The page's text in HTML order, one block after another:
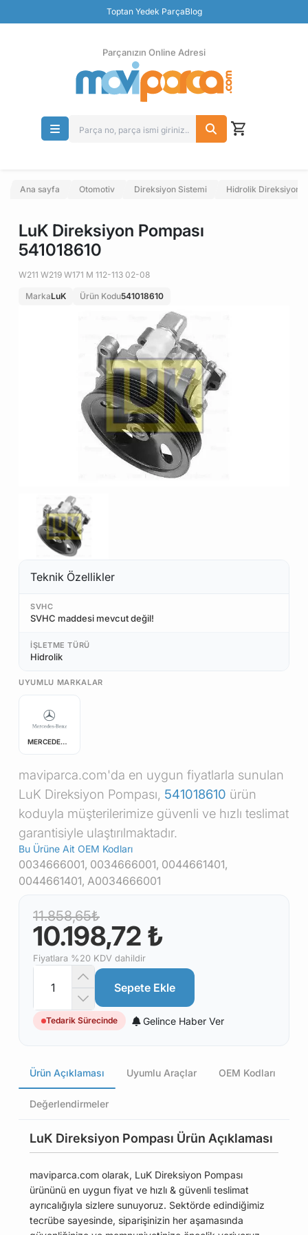
Toptan Yedek ParçaBlog
Ücretsiz İade
Parçanızın Online Adresi
Ana sayfa Otomotiv Direksiyon Sistemi Hidrolik Direksiyon
LuK Direksiyon Pompası
541018610
W211 W219 W171 M 112-113 02-08
MarkaLuK Ürün Kodu541018610
Teknik Özellikler
SVHC
SVHC maddesi mevcut değil!
İŞLETME TÜRÜ
Hidrolik
UYUMLU MARKALAR
MERCEDES-BENZ
maviparca.com'da en uygun fiyatlarla sunulan
LuK Direksiyon Pompası, 541018610 ürün
koduyla müşterilerimize güvenli ve hızlı teslimat
garantisiyle ulaştırılmaktadır.
Bu Ürüne Ait OEM Kodları
0034666001, 0034666001, 0044661401,
0044661401, A0034666001
11.858,65₺
10.198,72 ₺
Fiyatlara %20 KDV dahildir
Sepete Ekle
Tedarik Sürecinde Gelince Haber Ver
Ürün Açıklaması Uyumlu Araçlar OEM Kodları
Değerlendirmeler
LuK Direksiyon Pompası Ürün Açıklaması
maviparca.com olarak, LuK Direksiyon Pompası
ürününü en uygun fiyat ve hızlı & güvenli teslimat
ayrıcalığıyla sizlere sunuyoruz. Sektörde edindiğimiz
tecrübe sayesinde, siparişinizin her aşamasında